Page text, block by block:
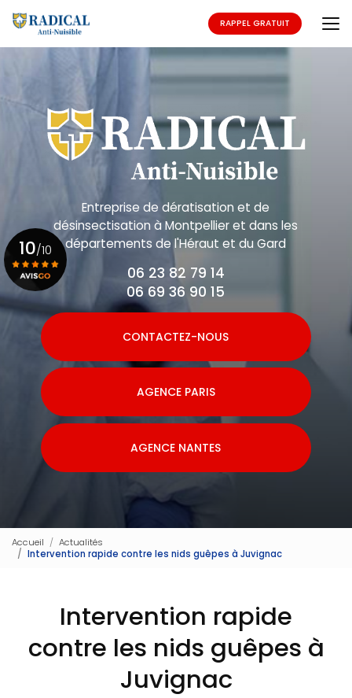
au
contenu
principal
RAPPEL GRATUIT
Entreprise de dératisation et de
désinsectisationà Montpellier et dans les
départements de l'Héraut et du Gard
06 23 82 79 14
06 69 36 90 15
CONTACTEZ-NOUS
AGENCE PARIS
AGENCE NANTES
10/10
Voir le certificat
Accueil
Actualités
Intervention rapide contre les nids guêpes à Juvignac
Intervention rapide
contre les nids guêpes à
Juvignac